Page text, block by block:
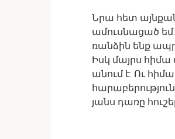
Նրա հետ
ամուսնացած
ռանձին ենք
Իսկ մայրս
անում է: Ու
յանս դառը